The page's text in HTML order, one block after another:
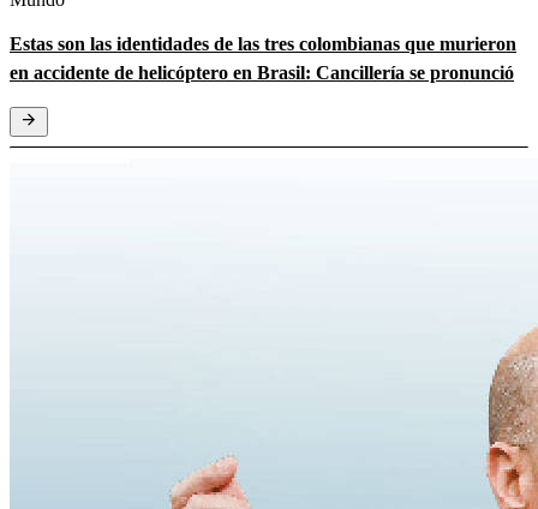
Estas son las identidades de las tres colombianas que murieron
en accidente de helicóptero en Brasil: Cancillería se pronunció